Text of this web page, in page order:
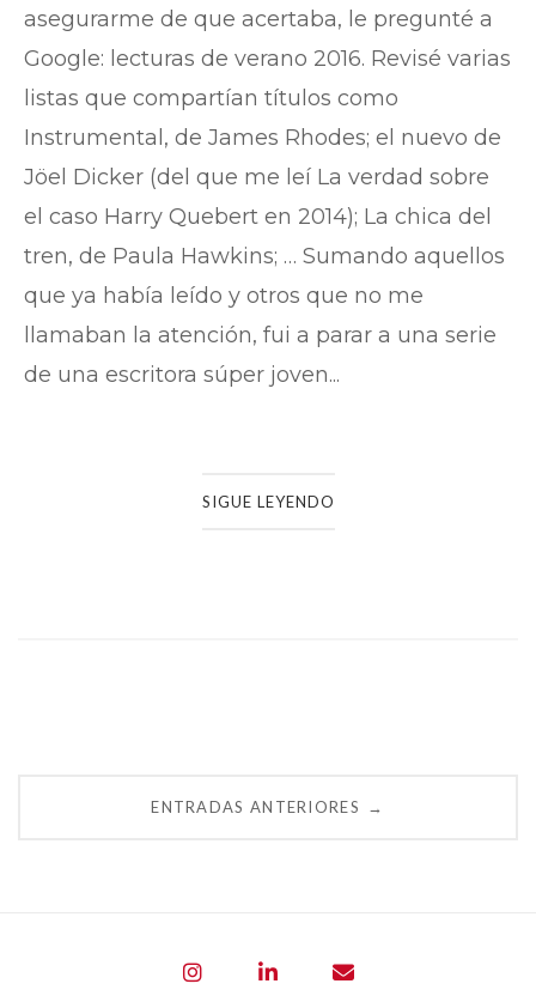
asegurarme de que acertaba, le pregunté a
Google: lecturas de verano 2016. Revisé varias
listas que compartían títulos como
Instrumental, de James Rhodes; el nuevo de
Jöel Dicker (del que me leí La verdad sobre
el caso Harry Quebert en 2014); La chica del
tren, de Paula Hawkins; … Sumando aquellos
que ya había leído y otros que no me
llamaban la atención, fui a parar a una serie
de una escritora súper joven...
SIGUE LEYENDO
ENTRADAS ANTERIORES →